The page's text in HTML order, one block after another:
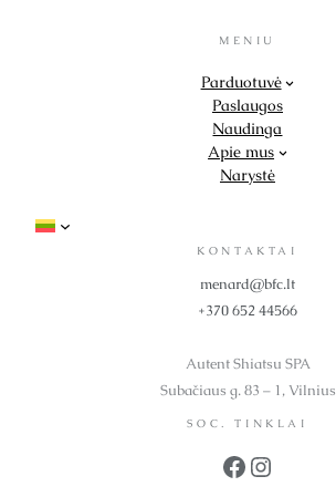
MENIU
Parduotuvė
Paslaugos
Naudinga
Apie mus
Narystė
KONTAKTAI
menard@bfc.lt
+370 652 44566
Autent Shiatsu SPA
Subačiaus g. 83 – 1, Vilnius
SOC. TINKLAI
Facebook Instagram